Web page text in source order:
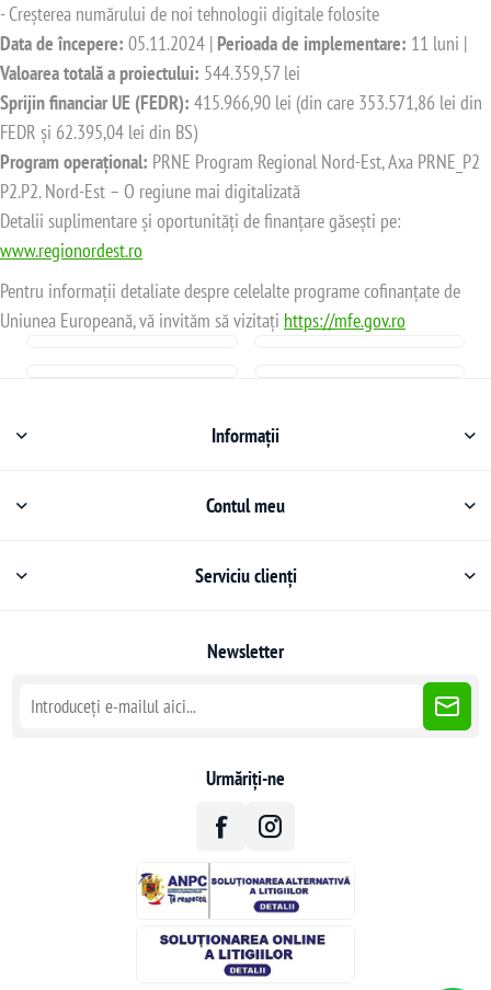
- Creșterea numărului de noi tehnologii digitale folosite
Data de începere: 05.11.2024 | Perioada de implementare: 11 luni |
Valoarea totală a proiectului: 544.359,57 lei
Sprijin financiar UE (FEDR): 415.966,90 lei (din care 353.571,86 lei din
FEDR și 62.395,04 lei din BS)
Program operațional: PRNE Program Regional Nord-Est, Axa PRNE_P2
P2.P2. Nord-Est – O regiune mai digitalizată
Detalii suplimentare și oportunități de finanțare găsești pe:
www.regionordest.ro
Pentru informații detaliate despre celelalte programe cofinanțate de
Uniunea Europeană, vă invităm să vizitați https://mfe.gov.ro
Informații
Contul meu
Serviciu clienți
Newsletter
Urmăriți-ne